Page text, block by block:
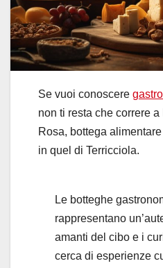
Se vuoi conoscere
non ti resta che correre
Rosa, bottega
in quel di Terricciola.
Le botteghe
rappresentano
amanti del cibo e i
cerca di esperienze